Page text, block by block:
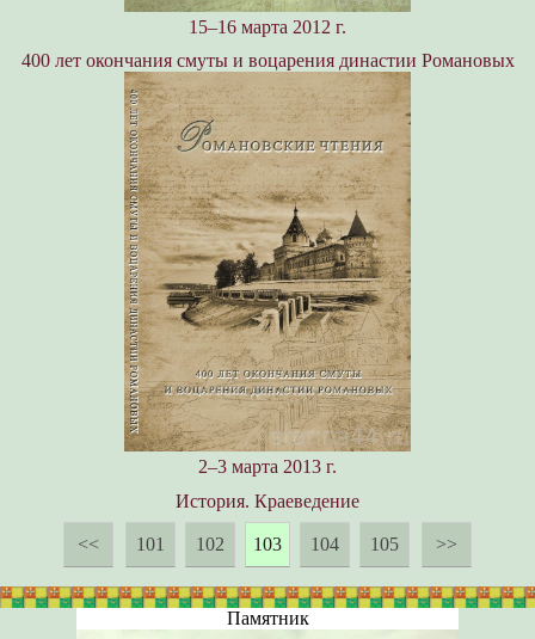
15–16 марта 2012 г.
400 лет окончания смуты и воцарения династии Романовых
2–3 марта 2013 г.
История. Краеведение
<< 101 102 103 104 105 >>
Памятник